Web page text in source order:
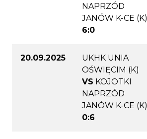
NAPRZÓD
JANÓW K-CE (K)
6:0
20.09.2025
UKHK UNIA
OŚWIĘCIM (K)
VS KOJOTKI
NAPRZÓD
JANÓW K-CE (K)
0:6